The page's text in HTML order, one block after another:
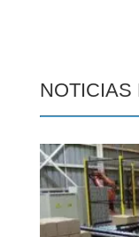
NOTICIAS